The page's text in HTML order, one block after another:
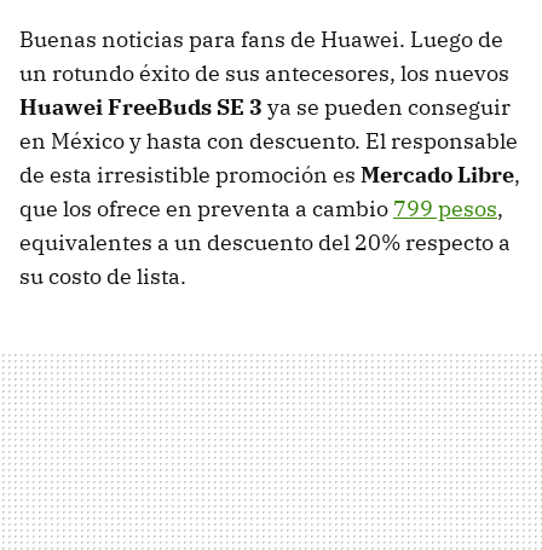
Buenas noticias para fans de Huawei. Luego de
un rotundo éxito de sus antecesores, los nuevos
Huawei FreeBuds SE 3 ya se pueden conseguir
en México y hasta con descuento. El responsable
de esta irresistible promoción es Mercado Libre,
que los ofrece en preventa a cambio 799 pesos,
equivalentes a un descuento del 20% respecto a
su costo de lista.